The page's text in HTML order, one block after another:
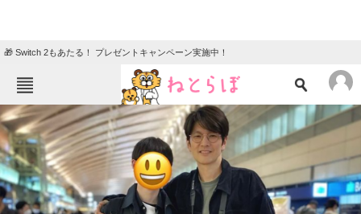
🎁 Switch 2もあたる！ プレゼントキャンペーン実施中！
ねとらぼメニュー
TOP ニュース
エンタメ クイズ
グルメ 地域